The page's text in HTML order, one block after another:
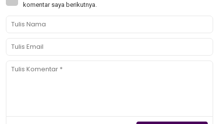
komentar saya berikutnya.